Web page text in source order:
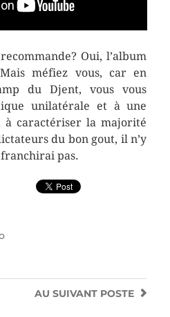
Oui, l’album
méfiez vous, car en
du Djent, vous vous
unilatérale et à une
à caractériser la majorité
du bon gout, il n’y
franchirai pas.
AU SUIVANT POSTE